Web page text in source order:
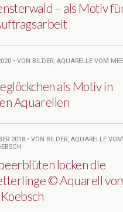
– als Motiv
• VON BILDER, AQUARELLE VOM
als Motiv in
Aquarellen
2018 • VON BILDER, AQUARELLE
locken die
© Aquarell von